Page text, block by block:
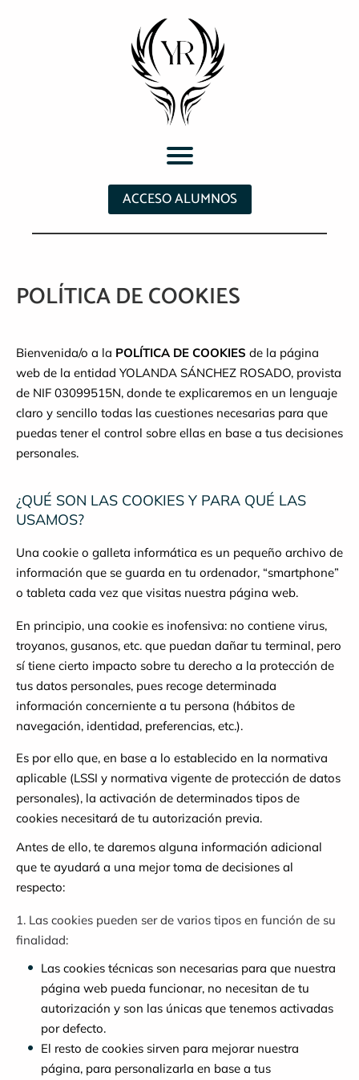
ACCESO ALUMNOS
POLÍTICA DE COOKIES
Bienvenida/o a la POLÍTICA DE COOKIES de la página
web de la entidad YOLANDA SÁNCHEZ ROSADO, provista
de NIF 03099515N, donde te explicaremos en un lenguaje
claro y sencillo todas las cuestiones necesarias para que
puedas tener el control sobre ellas en base a tus decisiones
personales.
¿QUÉ SON LAS COOKIES Y PARA QUÉ LAS
USAMOS?
Una cookie o galleta informática es un pequeño archivo de
información que se guarda en tu ordenador, “smartphone”
o tableta cada vez que visitas nuestra página web.
En principio, una cookie es inofensiva: no contiene virus,
troyanos, gusanos, etc. que puedan dañar tu terminal, pero
sí tiene cierto impacto sobre tu derecho a la protección de
tus datos personales, pues recoge determinada
información concerniente a tu persona (hábitos de
navegación, identidad, preferencias, etc.).
Es por ello que, en base a lo establecido en la normativa
aplicable (LSSI y normativa vigente de protección de datos
personales), la activación de determinados tipos de
cookies necesitará de tu autorización previa.
Antes de ello, te daremos alguna información adicional
que te ayudará a una mejor toma de decisiones al
respecto:
1. Las cookies pueden ser de varios tipos en función de su
finalidad:
Las cookies técnicas son necesarias para que nuestra
página web pueda funcionar, no necesitan de tu
autorización y son las únicas que tenemos activadas
por defecto.
El resto de cookies sirven para mejorar nuestra
página, para personalizarla en base a tus